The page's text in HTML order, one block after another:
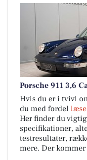
Porsche 911 3,6
Hvis du er i tvivl
du med fordel
Her finder du
specifikationer,
testresultater,
mere. Der